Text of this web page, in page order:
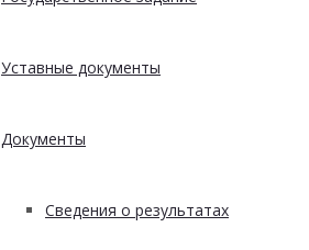
Уставные документы
Документы
Сведения о результатах